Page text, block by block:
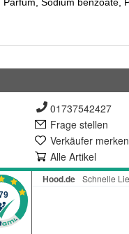
01737542427
Frage stellen
Verkäufer merken
Alle Artikel